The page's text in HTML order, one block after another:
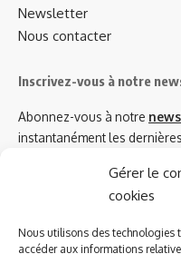
Gérer le
cookies
Nous utilisons des technologies
accéder aux informations
Newsletter
Nous contacter
Inscrivez-vous à notre
Abonnez-vous à notre
instantanément les
Azinat.com TV soutient